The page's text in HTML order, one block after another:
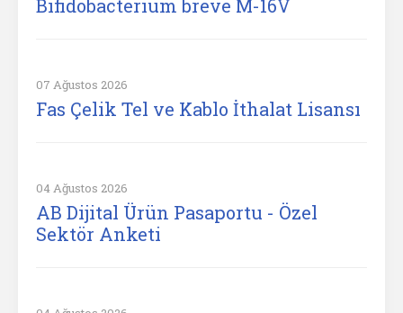
Bifidobacterium breve M-16V
07 Ağustos 2026
Fas Çelik Tel ve Kablo İthalat Lisansı
04 Ağustos 2026
AB Dijital Ürün Pasaportu - Özel
Sektör Anketi